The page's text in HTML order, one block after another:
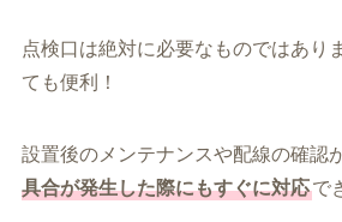
点検口は絶対に必要なものではあり
ても便利！
設置後のメンテナンスや配線の確認
具合が発生した際にもすぐに対応で